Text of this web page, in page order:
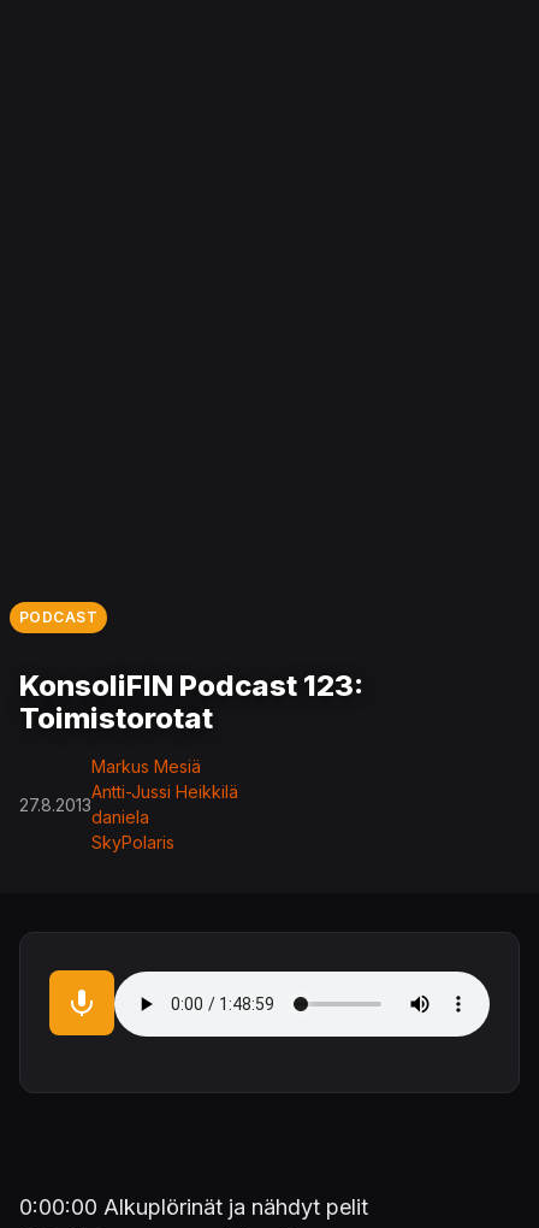
PODCAST
KonsoliFIN Podcast 123:
Toimistorotat
27.8.2013
Markus Mesiä
Antti-Jussi Heikkilä
daniela
SkyPolaris
Audio file
0:00:00 Alkuplörinät ja nähdyt pelit